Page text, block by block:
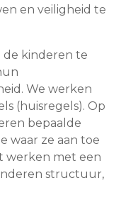
en veiligheid te
de kinderen te
We werken
(huisregels). Op
bepaalde
waar ze aan toe
werken met een
structuur,